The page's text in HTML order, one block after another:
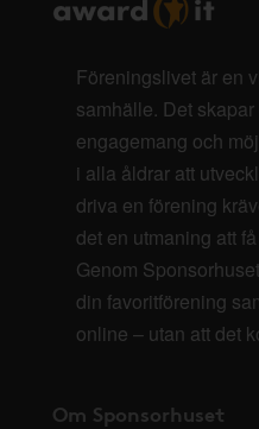
Föreningslivet är en
samhälle. Det
engagemang och
i alla åldrar att
driva en förening
det en utmaning att
Genom
din favoritförening
online – utan att det
Om Sponsorhuset